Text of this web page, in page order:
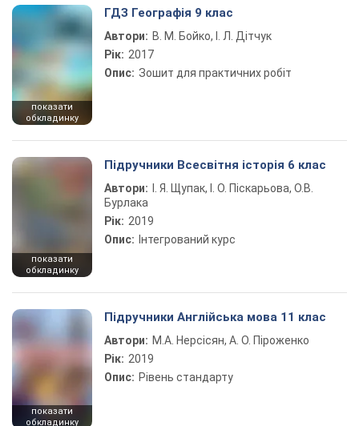
показати
обкладинку
ГДЗ Географія 9 клас
Автори: В. М. Бойко, І. Л. Дітчук
Рік: 2017
Опис: Зошит для практичних робіт
показати
обкладинку
Підручники Всесвітня історія 6 клас
Автори:
І. Я. Щупак, І. О. Піскарьова, О.В.
Бурлака
Рік: 2019
Опис: Інтегрований курс
показати
обкладинку
Підручники Англійська мова 11 клас
Автори: М.А. Нерсісян, А. О. Піроженко
Рік: 2019
Опис: Рівень стандарту